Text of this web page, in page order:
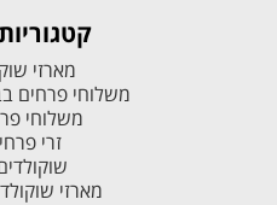
מארזי
משלוחי פרחים
משלוחי
זרי
מארזי